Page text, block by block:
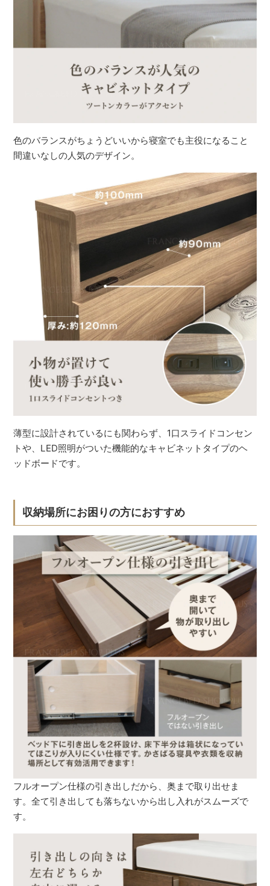
色のバランスがちょうどいいから寝室でも主役になること
間違いなしの人気のデザイン。
薄型に設計されているにも関わらず、1口スライドコンセン
トや、LED照明がついた機能的なキャビネットタイプのヘ
ッドボードです。
収納場所にお困りの方におすすめ
フルオープン仕様の引き出しだから、奥まで取り出せま
す。全て引き出しても落ちないから出し入れがスムーズで
す。